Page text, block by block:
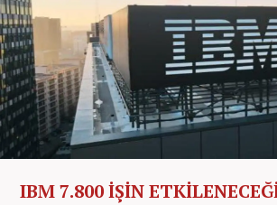
IBM 7.800 İŞİN